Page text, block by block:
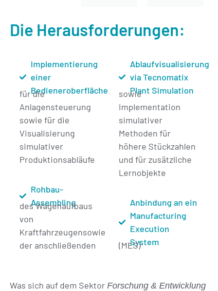
Die Herausforderungen:
Implementierung
einer
Bedieneroberfläche
für die
Anlagensteuerung
sowie für die
Visualisierung
simulativer
Produktionsabläufe
Rohbau-
Assembling
des Wagenaufbaus
von
Kraftfahrzeugensowie
der anschließenden
Ablaufvisualisierung
via Tecnomatix
Plant Simulation
sowie
Implementation
simulativer
Methoden für
höhere Stückzahlen
und für zusätzliche
Lernobjekte
Anbindung an ein
Manufacturing
Execution
System
(MES)
Was sich auf dem Sektor Forschung & Entwicklung